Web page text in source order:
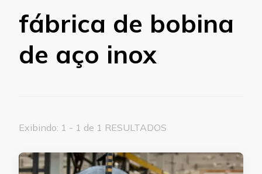
fábrica de bobina
de aço inox
Exibindo: 1 - 1 de 1 RESULTADOS